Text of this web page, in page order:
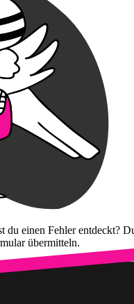
du einen Fehler entdeckt?
übermitteln.